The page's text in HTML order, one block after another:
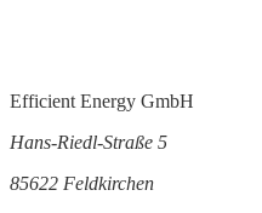
Efficient Energy GmbH
Hans-Riedl-Straße 5
85622 Feldkirchen